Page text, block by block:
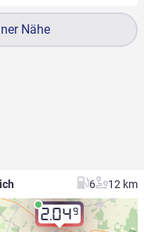
Nähe
6 12 km
2.049